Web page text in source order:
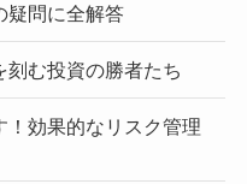
疑問に全解答
む投資の勝者たち
！効果的なリスク管理